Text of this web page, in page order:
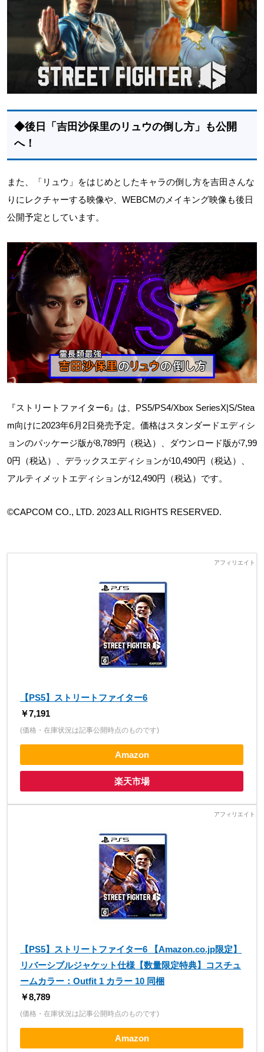
◆後日「吉田沙保里のリュウの倒し方」も公開
へ！
また、「リュウ」をはじめとしたキャラの倒し方を吉田さんな
りにレクチャーする映像や、WEBCMのメイキング映像も後日
公開予定としています。
『ストリートファイター6』は、PS5/PS4/Xbox SeriesX|S/Stea
m向けに2023年6月2日発売予定。価格はスタンダードエディシ
ョンのパッケージ版が8,789円（税込）、ダウンロード版が7,99
0円（税込）、デラックスエディションが10,490円（税込）、
アルティメットエディションが12,490円（税込）です。
©CAPCOM CO., LTD. 2023 ALL RIGHTS RESERVED.
【PS5】ストリートファイター6
￥7,191
(価格・在庫状況は記事公開時点のものです)
Amazon
楽天市場
【PS5】ストリートファイター6 【Amazon.co.jp限定】
リバーシブルジャケット仕様【数量限定特典】コスチュ
ームカラー：Outfit 1 カラー 10 同梱
￥8,789
(価格・在庫状況は記事公開時点のものです)
Amazon